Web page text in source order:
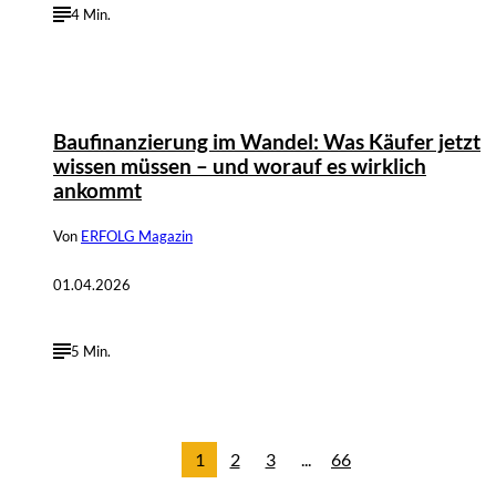
4 Min.
Baufinanzierung im Wandel: Was Käufer jetzt
wissen müssen – und worauf es wirklich
ankommt
Von ERFOLG Magazin
01.04.2026
5 Min.
1 2 3 ... 66